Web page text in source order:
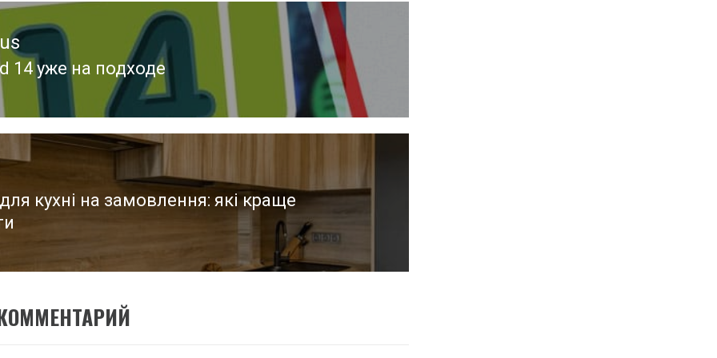
14 уже на подходе
кухні на замовлення: які краще